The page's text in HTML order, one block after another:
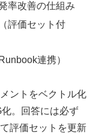
率改善の仕組み
評価セット付
連携）
ントをベクトル化
。回答には必ず
評価セットを更新